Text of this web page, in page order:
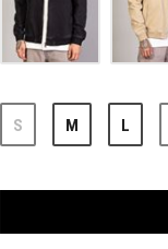
S M L